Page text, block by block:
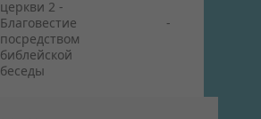
церкви 2 -
Благовестие
посредством
библейской
беседы
-